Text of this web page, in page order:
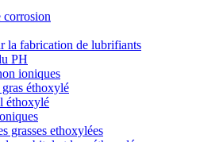
corrosion
la fabrication de lubrifiants
PH
ioniques
éthoxylé
éthoxylé
grasses ethoxylées